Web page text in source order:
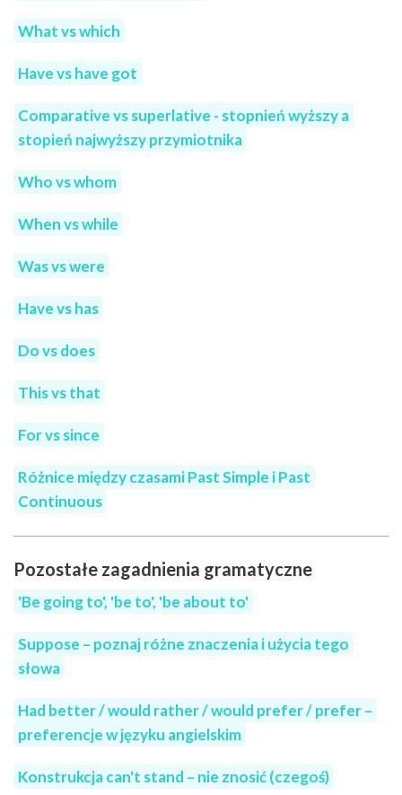
What vs which
Have vs have got
Comparative vs superlative - stopnień wyższy a
stopień najwyższy przymiotnika
Who vs whom
When vs while
Was vs were
Have vs has
Do vs does
This vs that
For vs since
Różnice między czasami Past Simple i Past
Continuous
Pozostałe zagadnienia gramatyczne
'Be going to', 'be to', 'be about to'
Suppose – poznaj różne znaczenia i użycia tego
słowa
Had better / would rather / would prefer / prefer –
preferencje w języku angielskim
Konstrukcja can't stand – nie znosić (czegoś)